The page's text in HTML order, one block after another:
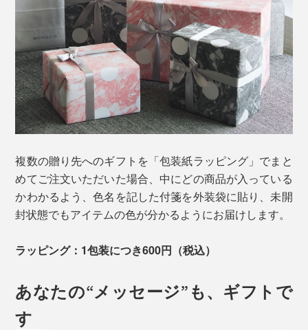
複数の贈り先へのギフトを「包装紙ラッピング」でまと
めてご注文いただいた場合、中にどの商品が入っている
かわかるよう、色名を記した付箋を外装袋に貼り、未開
封状態でもアイテムの色が分かるようにお届けします。
ラッピング：1包装につき600円（税込）
あなたの“メッセージ”も、ギフトで
す